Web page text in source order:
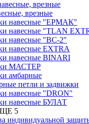
врезные
навесные "ЕРМАК"
навесные "TLAN
навесные "ВС-2"
навесные EXTRA
навесные BINARI
МАСТЕР
амбарные
петли и задвижки
навесные "DRON"
навесные БУЛАТ
5